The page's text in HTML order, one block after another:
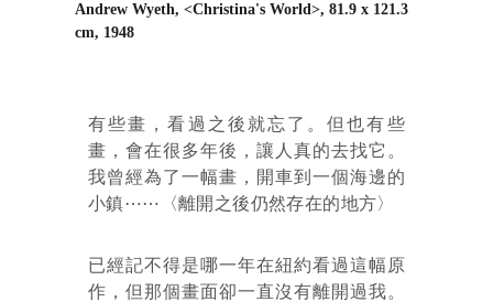
Andrew Wyeth, <Christina's World>, 81.9 x 121.3
cm, 1948
有些畫，看過之後就忘了。但也有些
畫，會在很多年後，讓人真的去找它。
我曾經為了一幅畫，開車到一個海邊的
小鎮⋯⋯〈離開之後仍然存在的地方〉
已經記不得是哪一年在紐約看過這幅原
作，但那個畫面卻一直沒有離開過我。